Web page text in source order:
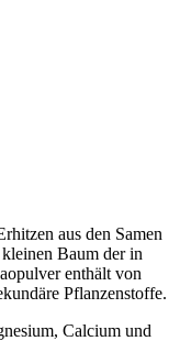
aus den Samen
Baum der in
enthält von
Pflanzenstoffe.
Calcium und